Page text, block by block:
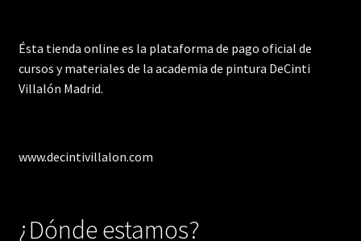
Ésta tienda online es la plataforma de pago oficial de
cursos y materiales de la academia de pintura DeCinti
Villalón Madrid.
www.decintivillalon.com
¿Dónde estamos?